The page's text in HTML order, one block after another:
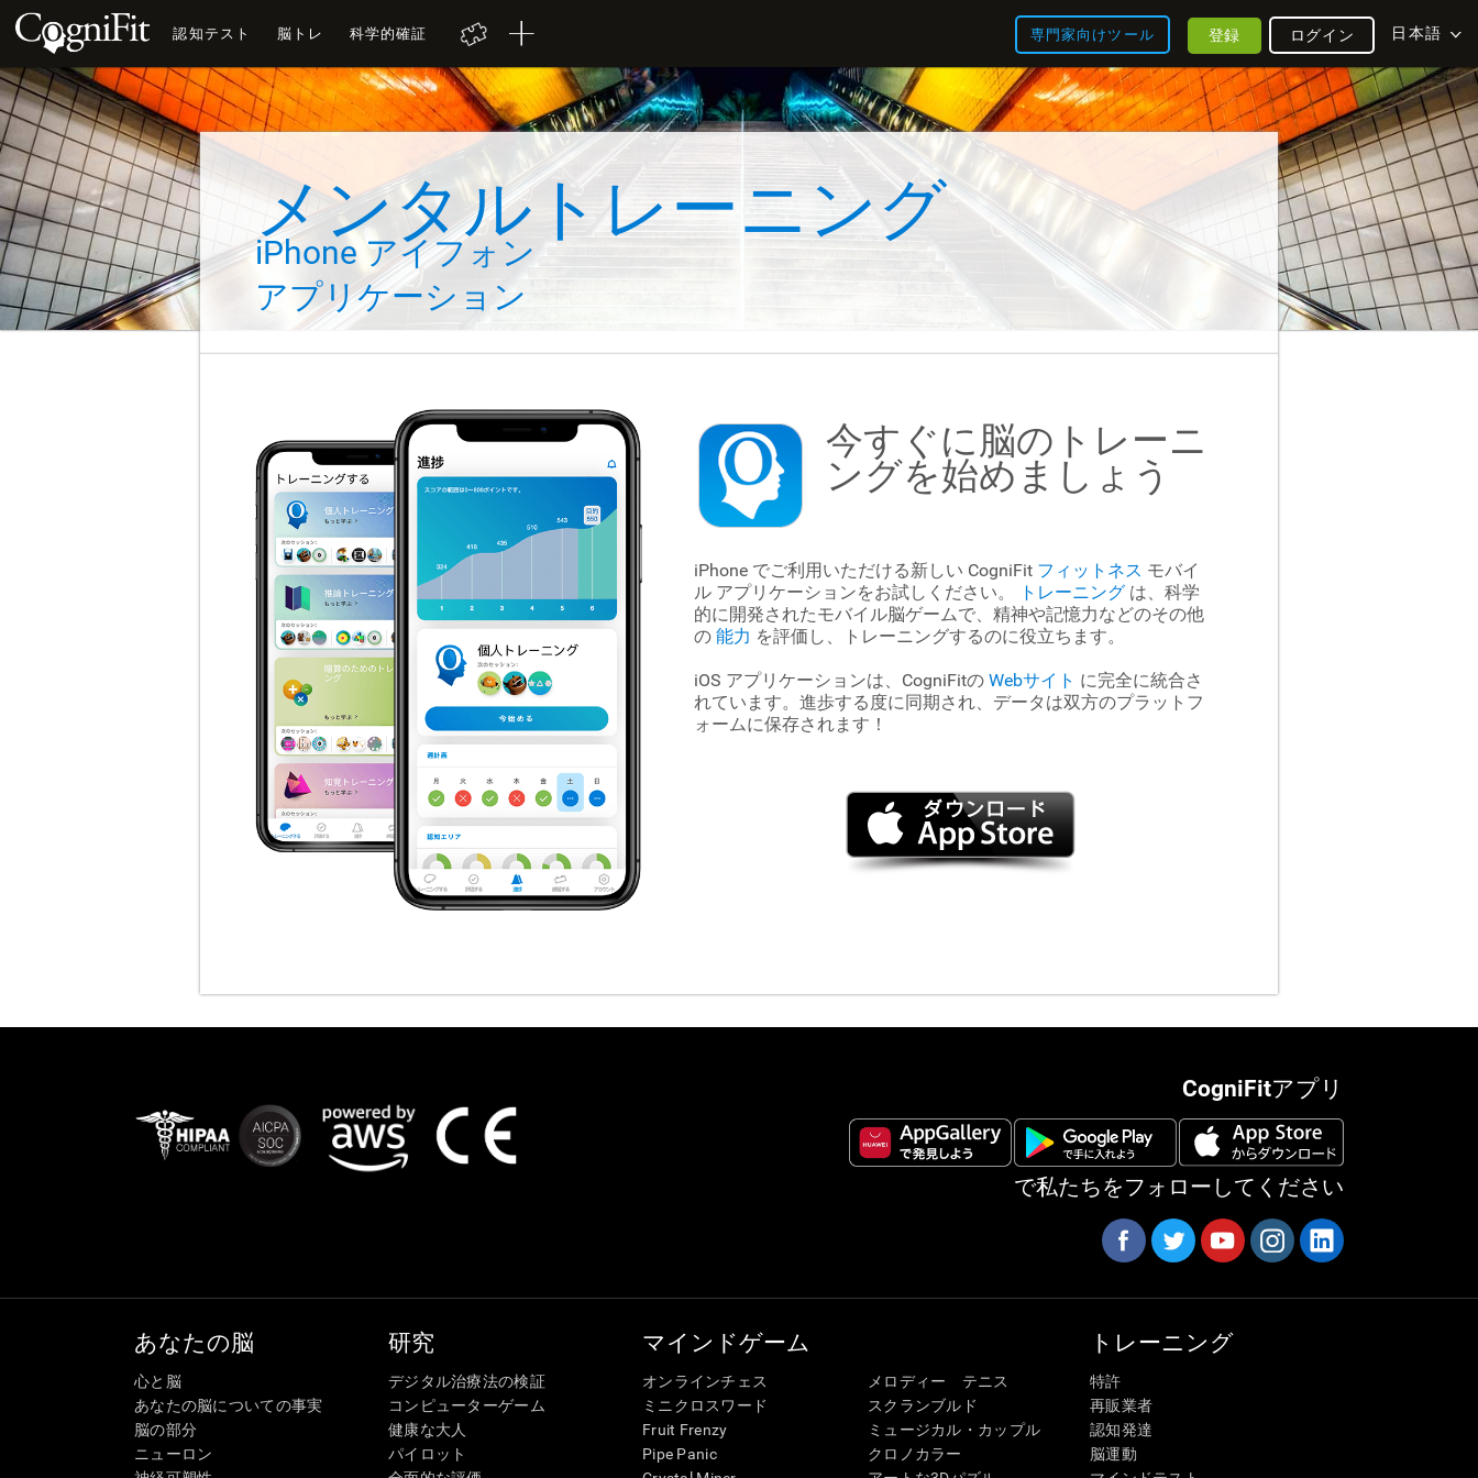
認知テスト 脳トレ 科学的確証 専門家向けツール 日本語
ログイン
登録
メンタルトレーニング
iPhone アイフォン
アプリケーション
今すぐに脳のトレーニ
ングを始めましょう
iPhone でご利用いただける新しい CogniFit フィットネス モバイ
ル アプリケーションをお試しください。
トレーニング は、科学
的に開発されたモバイル脳ゲームで、精神や記憶力などのその他
の 能力 を評価し、トレーニングするのに役立ちます。
iOS アプリケーションは、CogniFitの Webサイト に完全に統合さ
れています。進歩する度に同期され、データは双方のプラットフ
ォームに保存されます！
CogniFitアプリ
で私たちをフォローしてください
あなたの脳
心と脳
あなたの脳についての事実
脳の部分
ニューロン
研究
デジタル治療法の検証
コンピューターゲーム
健康な大人
パイロット
マインドゲーム
オンラインチェス
ミニクロスワード
Fruit Frenzy
Pipe Panic
メロディー テニス
スクランブルド
ミュージカル・カップル
クロノカラー
トレーニング
特許
再販業者
認知発達
脳運動